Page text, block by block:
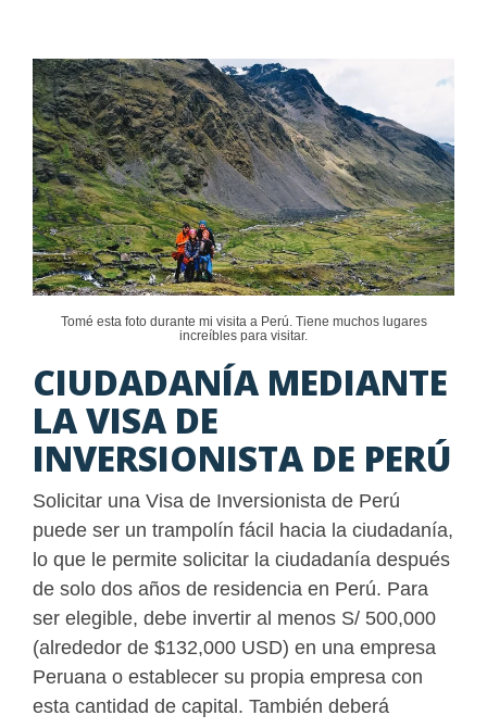
Tomé esta foto durante mi visita a Perú. Tiene muchos lugares
increíbles para visitar.
CIUDADANÍA MEDIANTE
LA VISA DE
INVERSIONISTA DE PERÚ
Solicitar una Visa de Inversionista de Perú
puede ser un trampolín fácil hacia la ciudadanía,
lo que le permite solicitar la ciudadanía después
de solo dos años de residencia en Perú. Para
ser elegible, debe invertir al menos S/ 500,000
(alrededor de $132,000 USD) en una empresa
Peruana o establecer su propia empresa con
esta cantidad de capital. También deberá